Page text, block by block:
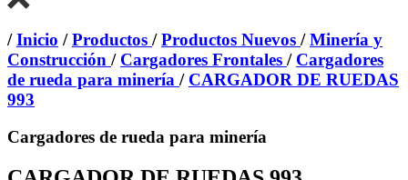
/Inicio /Productos /Productos Nuevos /Minería y
Construcción / Cargadores Frontales / Cargadores
de rueda para minería / CARGADOR DE RUEDAS
993
Cargadores de rueda para minería